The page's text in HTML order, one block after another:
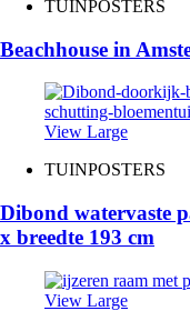
TUINPOSTERS
Beachhouse in
View Large
TUINPOSTERS
Dibond watervaste
x breedte 193 cm
View Large